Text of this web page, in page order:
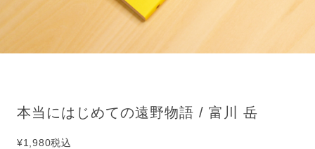
本当にはじめての遠野物語 / 富川 岳
¥1,980税込